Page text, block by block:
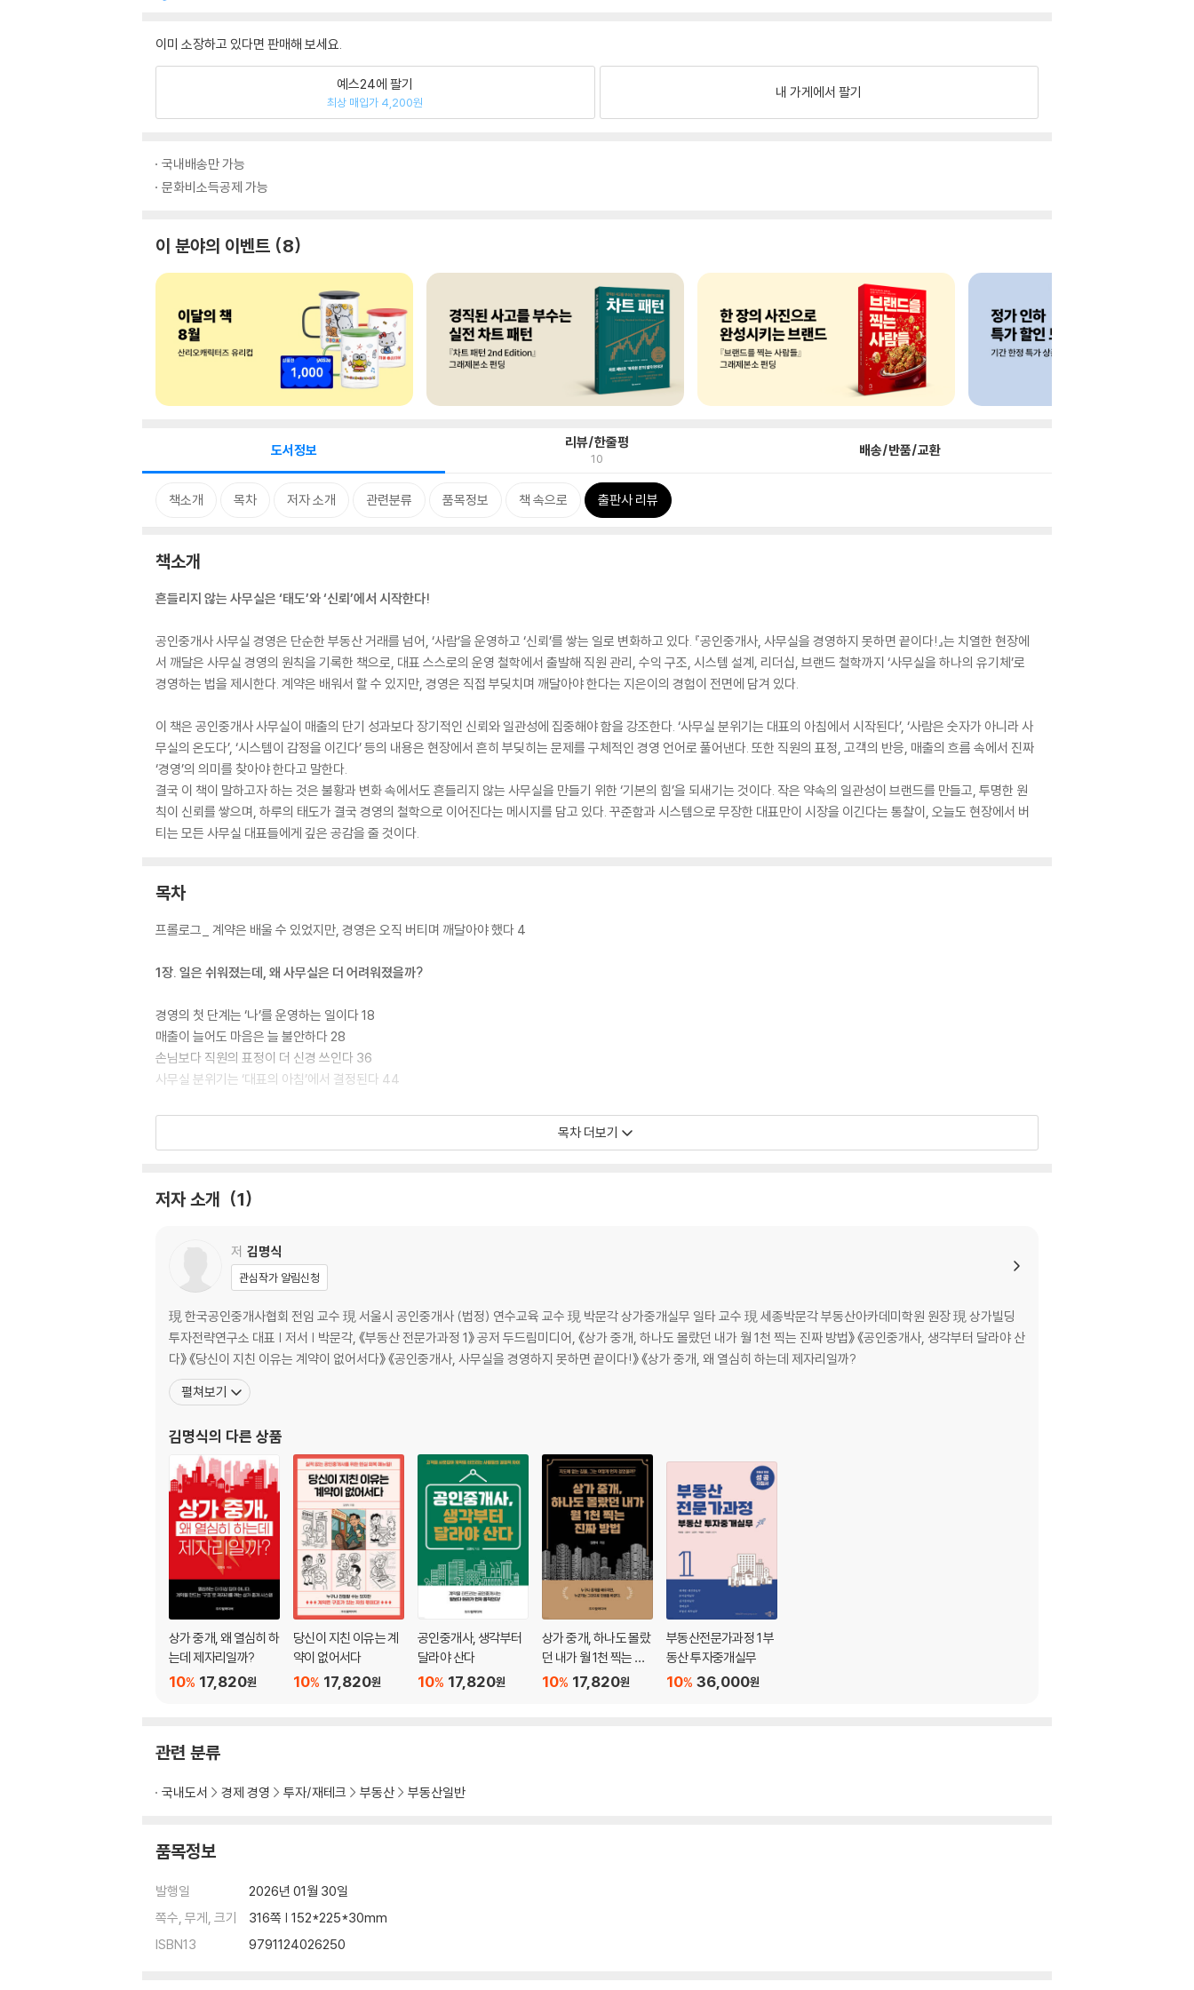
이미 소장하고 있다면 판매해 보세요.
예스24에 팔기
최상 매입가 4,200원
내 가게에서 팔기
국내배송만 가능
문화비소득공제 가능
이 분야의 이벤트 8
도서정보 리뷰/한줄평
10 배송/반품/교환
책소개 목차 저자 소개 관련분류 품목정보 책 속으로 출판사 리뷰
책소개
흔들리지 않는 사무실은 ‘태도’와 ‘신뢰’에서 시작한다!
공인중개사 사무실 경영은 단순한 부동산 거래를 넘어, ‘사람’을 운영하고 ‘신뢰’를 쌓는 일로 변화하고 있다. 『공인중개사, 사무실을 경영하지 못하면 끝이다!』는 치열한 현장에
서 깨달은 사무실 경영의 원칙을 기록한 책으로, 대표 스스로의 운영 철학에서 출발해 직원 관리, 수익 구조, 시스템 설계, 리더십, 브랜드 철학까지 ‘사무실을 하나의 유기체’로
경영하는 법을 제시한다. 계약은 배워서 할 수 있지만, 경영은 직접 부딪치며 깨달아야 한다는 지은이의 경험이 전면에 담겨 있다.
이 책은 공인중개사 사무실이 매출의 단기 성과보다 장기적인 신뢰와 일관성에 집중해야 함을 강조한다. ‘사무실 분위기는 대표의 아침에서 시작된다’, ‘사람은 숫자가 아니라 사
무실의 온도다’, ‘시스템이 감정을 이긴다’ 등의 내용은 현장에서 흔히 부딪히는 문제를 구체적인 경영 언어로 풀어낸다. 또한 직원의 표정, 고객의 반응, 매출의 흐름 속에서 진짜
‘경영’의 의미를 찾아야 한다고 말한다.
결국 이 책이 말하고자 하는 것은 불황과 변화 속에서도 흔들리지 않는 사무실을 만들기 위한 ‘기본의 힘’을 되새기는 것이다. 작은 약속의 일관성이 브랜드를 만들고, 투명한 원
칙이 신뢰를 쌓으며, 하루의 태도가 결국 경영의 철학으로 이어진다는 메시지를 담고 있다. 꾸준함과 시스템으로 무장한 대표만이 시장을 이긴다는 통찰이, 오늘도 현장에서 버
티는 모든 사무실 대표들에게 깊은 공감을 줄 것이다.
목차
프롤로그_ 계약은 배울 수 있었지만, 경영은 오직 버티며 깨달아야 했다 4
1장. 일은 쉬워졌는데, 왜 사무실은 더 어려워졌을까?
경영의 첫 단계는 ‘나’를 운영하는 일이다 18
매출이 늘어도 마음은 늘 불안하다 28
손님보다 직원의 표정이 더 신경 쓰인다 36
사무실 분위기는 ‘대표의 아침’에서 결정된다 44
2장. 사람은 숫자가 아니라 사무실의 온도다
채용은 EVP와 온보딩으로 완성된다 73
3장. 돈은 사무실의 혈관이다
돈이 부족한 게 아니라 흐름이 막힌 것이다 94
광고비는 줄이는 게 아니라 설계하는 것이다 103
인건비는 비용이 아니라 ‘동기부여비’다 112
수익 구조가 바뀌면 대표의 하루가 달라진다 121
현금흐름을 만드는 ‘수익 루틴’의 설계법 129
4장. 시스템이 감정을 이긴다
‘좋은 말’보다 ‘보이는 구조’가 더 설득력 있다 138
반복되는 실수는 결국 설계 결함이다 147
감정이 흔들릴수록 운영 기준을 붙잡아야 한다 155
자동보다 중요한 것은 ‘반복의 기준화’다 162
일관성이 품질을 대리한다 171
5장. 리더십은 말이 아니라 온도다
사무실의 기후는 ‘감정 관리’에서 시작된다 180
위기일수록 원칙이 리더를 지켜준다 191
6장. 철학이 없는 사무실은 금세 방향을 잃는다
철학이 곧 브랜드다. 브랜드가 곧 신뢰다 222
지역의 신뢰는 하루에 만들어지지 않는다 239
한결같음이 결국 브랜딩을 완성한다 257
목차 더보기
저자 소개 1
저 김명식
관심작가 알림신청
現 한국공인중개사협회 전임 교수 現 서울시 공인중개사 (법정) 연수교육 교수 現 박문각 상가중개실무 일타 교수 現 세종박문각 부동산아카데미학원 원장 現 상가빌딩
투자전략연구소 대표 | 저서 | 박문각, 《부동산 전문가과정 1》 공저 두드림미디어, 《상가 중개, 하나도 몰랐던 내가 월 1천 찍는 진짜 방법》 《공인중개사, 생각부터 달라야 산
다》 《당신이 지친 이유는 계약이 없어서다》 《공인중개사, 사무실을 경영하지 못하면 끝이다!》 《상가 중개, 왜 열심히 하는데 제자리일까?
펼쳐보기
김명식의 다른 상품
상가 중개, 왜 열심히 하
는데 제자리일까?
17,820원
10%
당신이 지친 이유는 계
약이 없어서다
17,820원
10%
공인중개사, 생각부터
달라야 산다
17,820원
10%
상가 중개, 하나도 몰랐
던 내가 월 1천 찍는 진
짜 방법17,820원
10%
부동산전문가과정 1 부
동산 투자중개실무
36,000원
10%
관련 분류
국내도서 경제 경영 투자/재테크 부동산 부동산일반
품목정보
발행일
2026년 01월 30일
쪽수, 무게, 크기
316쪽 | 152*225*30mm
ISBN13
9791124026250